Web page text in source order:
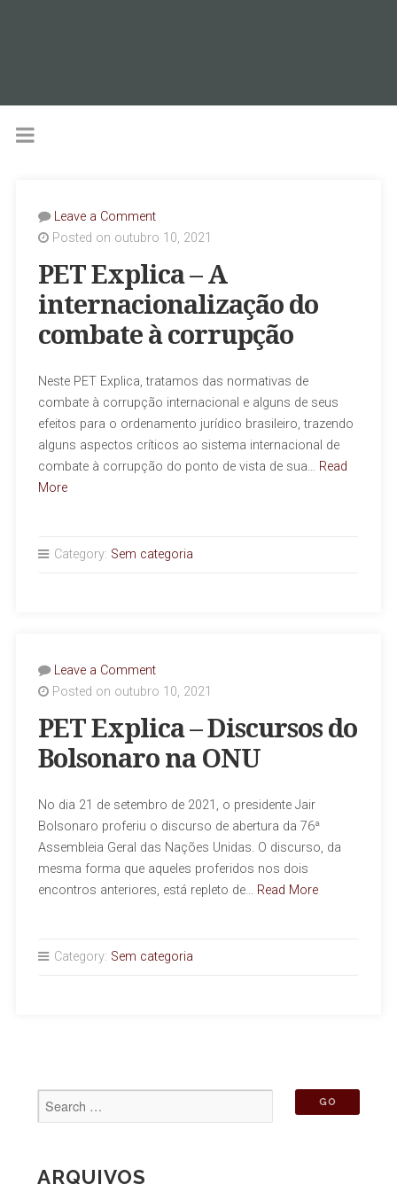
Leave a Comment
Posted on outubro 10, 2021
PET Explica – A
internacionalização do
combate à corrupção
Neste PET Explica, tratamos das normativas de
combate à corrupção internacional e alguns de seus
efeitos para o ordenamento jurídico brasileiro, trazendo
alguns aspectos críticos ao sistema internacional de
combate à corrupção do ponto de vista de sua… Read
More
Category: Sem categoria
Leave a Comment
Posted on outubro 10, 2021
PET Explica – Discursos do
Bolsonaro na ONU
No dia 21 de setembro de 2021, o presidente Jair
Bolsonaro proferiu o discurso de abertura da 76ª
Assembleia Geral das Nações Unidas. O discurso, da
mesma forma que aqueles proferidos nos dois
encontros anteriores, está repleto de… Read More
Category: Sem categoria
ARQUIVOS